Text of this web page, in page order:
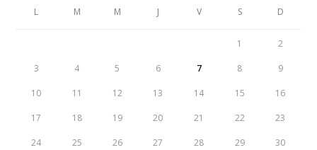
L M M J V S D
1 2
3 4 5 6 7 8 9
10 11 12 13 14 15 16
17 18 19 20 21 22 23
24 25 26 27 28 29 30